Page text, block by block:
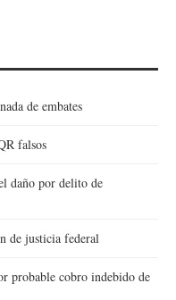
de embates
falsos
daño por delito de
de justicia federal
probable cobro indebido de